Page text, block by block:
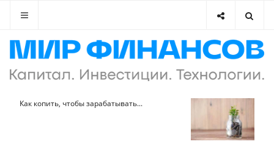
Как копить, чтобы зарабатывать...